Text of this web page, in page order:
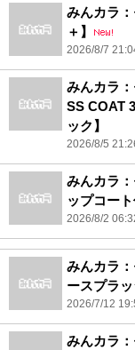
みんカラ
＋】
2026/8/7
みんカラ
SS COAT
ック】
2026/8/5
みんカラ
ップコート
2026/8/2
みんカラ
ースプラッ
2026/7/12
みんカラ